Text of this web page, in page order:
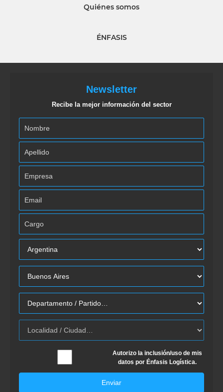
Quiénes somos
ÉNFASIS
Newsletter
Recibe la mejor información del sector
Autorizo la inclusión/uso de mis
datos por Énfasis Logística.
Enviar